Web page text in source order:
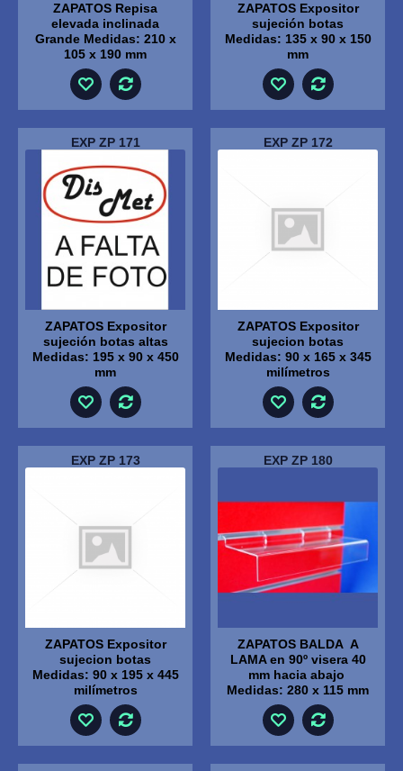
ZAPATOS Repisa
elevada inclinada
Grande Medidas: 210 x
105 x 190 mm
ZAPATOS Expositor
sujeción botas
Medidas: 135 x 90 x 150
mm
EXP ZP 171
ZAPATOS Expositor
sujeción botas altas
Medidas: 195 x 90 x 450
mm
EXP ZP 172
ZAPATOS Expositor
sujecion botas
Medidas: 90 x 165 x 345
milímetros
EXP ZP 173
ZAPATOS Expositor
sujecion botas
Medidas: 90 x 195 x 445
milímetros
EXP ZP 180
ZAPATOS BALDA A
LAMA en 90º visera 40
mm hacia abajo
Medidas: 280 x 115 mm